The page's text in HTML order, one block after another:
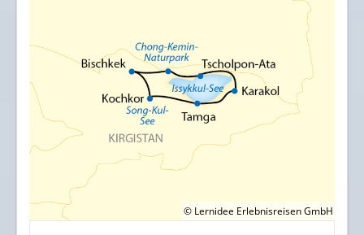
© Lernidee Erlebnisreisen GmbH